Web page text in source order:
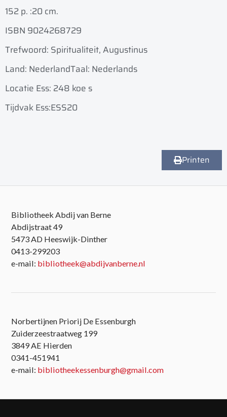
152 p. :20 cm.
ISBN 9024268729
Trefwoord: Spiritualiteit, Augustinus
Land: NederlandTaal: Nederlands
Locatie Ess: 248 koe s
Tijdvak Ess:ESS20
Printen
Bibliotheek Abdij van Berne
Abdijstraat 49
5473 AD Heeswijk-Dinther
0413-299203
e-mail: bibliotheek@abdijvanberne.nl
Norbertijnen Priorij De Essenburgh
Zuiderzeestraatweg 199
3849 AE Hierden
0341-451941
e-mail: bibliotheekessenburgh@gmail.com